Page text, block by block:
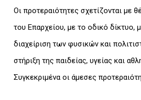
Οι προτεραιότητες σχετίζονται με
του Επαρχείου, με το οδικό δίκτυο,
διαχείριση των φυσικών και
στήριξη της παιδείας, υγείας και
Συγκεκριμένα οι άμεσες